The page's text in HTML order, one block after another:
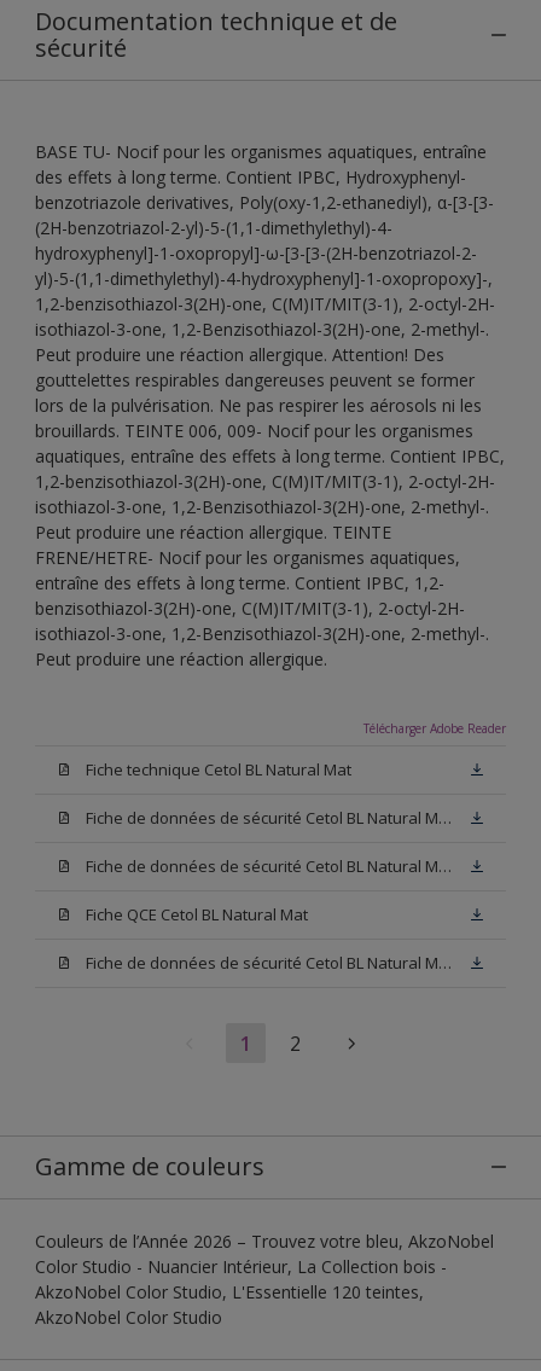
Documentation technique et de
sécurité
BASE TU- Nocif pour les organismes aquatiques, entraîne
des effets à long terme. Contient IPBC, Hydroxyphenyl-
benzotriazole derivatives, Poly(oxy-1,2-ethanediyl), α-[3-[3-
(2H-benzotriazol-2-yl)-5-(1,1-dimethylethyl)-4-
hydroxyphenyl]-1-oxopropyl]-ω-[3-[3-(2H-benzotriazol-2-
yl)-5-(1,1-dimethylethyl)-4-hydroxyphenyl]-1-oxopropoxy]-,
1,2-benzisothiazol-3(2H)-one, C(M)IT/MIT(3-1), 2-octyl-2H-
isothiazol-3-one, 1,2-Benzisothiazol-3(2H)-one, 2-methyl-.
Peut produire une réaction allergique. Attention! Des
gouttelettes respirables dangereuses peuvent se former
lors de la pulvérisation. Ne pas respirer les aérosols ni les
brouillards. TEINTE 006, 009- Nocif pour les organismes
aquatiques, entraîne des effets à long terme. Contient IPBC,
1,2-benzisothiazol-3(2H)-one, C(M)IT/MIT(3-1), 2-octyl-2H-
isothiazol-3-one, 1,2-Benzisothiazol-3(2H)-one, 2-methyl-.
Peut produire une réaction allergique. TEINTE
FRENE/HETRE- Nocif pour les organismes aquatiques,
entraîne des effets à long terme. Contient IPBC, 1,2-
benzisothiazol-3(2H)-one, C(M)IT/MIT(3-1), 2-octyl-2H-
isothiazol-3-one, 1,2-Benzisothiazol-3(2H)-one, 2-methyl-.
Peut produire une réaction allergique.
Télécharger Adobe Reader
Fiche technique Cetol BL Natural Mat
Fiche de données de sécurité Cetol BL Natural Mat Hêtre
Fiche de données de sécurité Cetol BL Natural Mat Chêne Clair
Fiche QCE Cetol BL Natural Mat
Fiche de données de sécurité Cetol BL Natural Mat Chêne Foncé
1 2
Gamme de couleurs
Couleurs de l’Année 2026 – Trouvez votre bleu, AkzoNobel
Color Studio - Nuancier Intérieur, La Collection bois -
AkzoNobel Color Studio, L'Essentielle 120 teintes,
AkzoNobel Color Studio